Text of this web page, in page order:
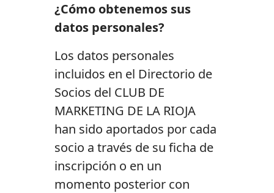
¿Cómo obtenemos sus
datos personales?
Los datos personales
incluidos en el Directorio de
Socios del CLUB DE
MARKETING DE LA RIOJA
han sido aportados por cada
socio a través de su ficha de
inscripción o en un
momento posterior con